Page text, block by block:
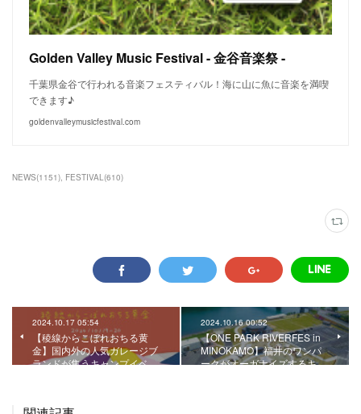
Golden Valley Music Festival - 金谷音楽祭 -
千葉県金谷で行われる音楽フェスティバル！海に山に魚に音楽を満喫
できます♪
goldenvalleymusicfestival.com
NEWS(1151) FESTIVAL(610)
2024.10.17 05:54
【稜線からこぼれおちる黄
金】国内外の人気ガレージブ
ランドが集うキャンプイベ…
2024.10.16 00:52
【ONE PARK RIVERFES in
MINOKAMO】福井のワンパ
ークがオーガナイズするキ…